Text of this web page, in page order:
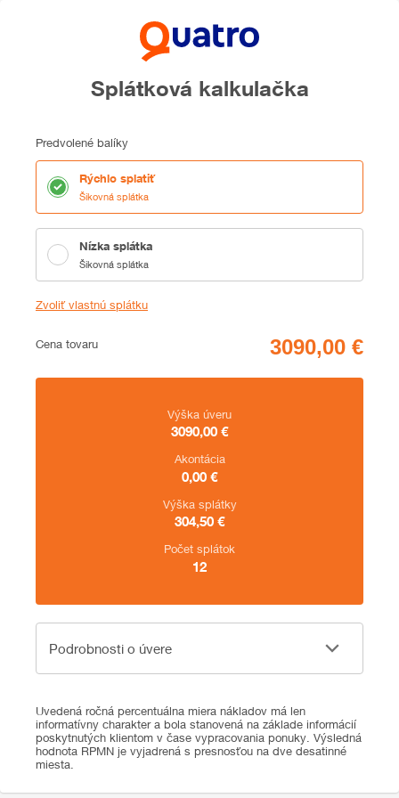
Splátková kalkulačka
Predvolené balíky
Rýchlo splatiť
Šikovná splátka
Nízka splátka
Šikovná splátka
Zvoliť vlastnú splátku
Cena
Cena tovaru
Zhrnutie
Výška úveru
3090,00 €
Akontácia
0,00 €
Výška splátky
304,50 €
Počet splátok
12
Podrobnosti o úvere
Podrobnosti o úvere
Uvedená ročná percentuálna miera nákladov má len
informatívny charakter a bola stanovená na základe informácií
poskytnutých klientom v čase vypracovania ponuky. Výsledná
hodnota RPMN je vyjadrená s presnosťou na dve desatinné
miesta.